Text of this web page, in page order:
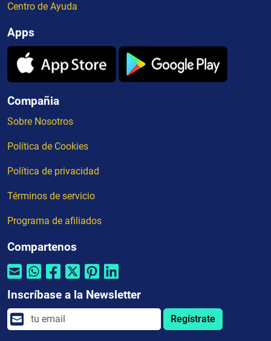
Centro de Ayuda
Apps
Compañia
Sobre Nosotros
Política de Cookies
Política de privacidad
Términos de servicio
Programa de afiliados
Compartenos
Inscríbase a la Newsletter
Regístrate